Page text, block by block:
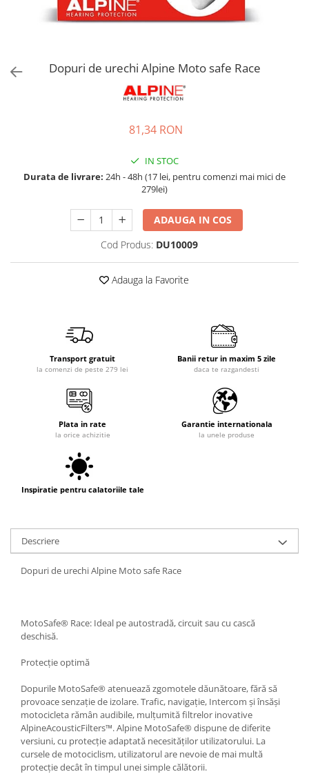
Huse troler
Borsete
Dopuri de urechi Alpine Moto safe Race
81,34 RON
IN STOC
Durata de livrare: 24h - 48h (17 lei, pentru comenzi mai mici de
279lei)
ADAUGA IN COS
Cod Produs: DU10009
Adauga la Favorite
Transport gratuit
la comenzi de peste 279 lei
Banii retur in maxim 5 zile
daca te razgandesti
Plata in rate
la orice achizitie
Garantie internationala
la unele produse
Inspiratie pentru calatoriile tale
Descriere
Dopuri de urechi Alpine Moto safe Race
MotoSafe® Race: Ideal pe autostradă, circuit sau cu cască
deschisă.
Protecție optimă
Dopurile MotoSafe® atenuează zgomotele dăunătoare, fără să
provoace senzație de izolare. Trafic, navigație, Intercom și însăși
motocicleta rămân audibile, mulțumită filtrelor inovative
AlpineAcousticFilters™. Alpine MotoSafe® dispune de diferite
versiuni, cu protecție adaptată necesităților utilizatorului. La
cursele de motociclism, utilizatorul are nevoie de mai multă
protecție decât în timpul unei simple călătorii.